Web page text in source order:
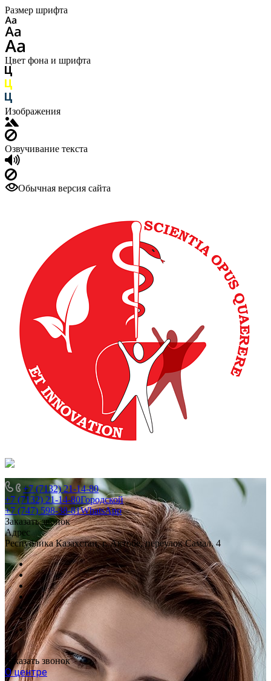
Размер шрифта
Цвет фона и шрифта
Изображения
Озвучивание текста
Обычная версия сайта
+7 (7132) 21-14-80
+7 (7132) 21-14-80Городской
+7 (747) 598-38-81WhatsApp
Заказать звонок
Адрес
Республика Казахстан, г. Актобе, переулок Самал, 4
Заказать звонок
О центре